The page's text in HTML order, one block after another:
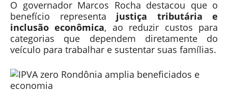
O governador Marcos Rocha destacou que o
benefício representa justiça tributária e
inclusão econômica, ao reduzir custos para
categorias que dependem diretamente do
veículo para trabalhar e sustentar suas famílias.